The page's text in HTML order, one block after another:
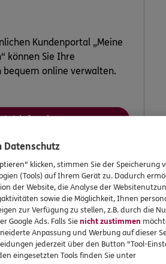
Kundenportal „Meine
können Sie Ihre
bequem online verwalten.
informieren
Datenschutz
klicken, stimmen Sie der Speicherung
(Tools) auf Ihrem Gerät zu. Dadurch
der Website, die Analyse der
sowie die Möglichkeit, Ihnen
zur Verfügung zu stellen, z.B. durch die
Google Ads. Falls Sienicht zustimmen
Anpassung und Werbung auf dieser
jederzeit über den Button "Tool-
eingesetzten Tools finden Sie unter